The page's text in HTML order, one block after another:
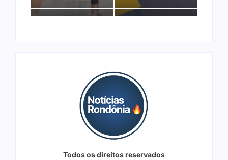
Todos os direitos reservados